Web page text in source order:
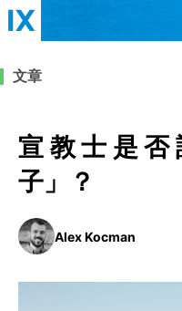
來信
教會帶領
文章
宣教士是
子」？
Alex Kocman